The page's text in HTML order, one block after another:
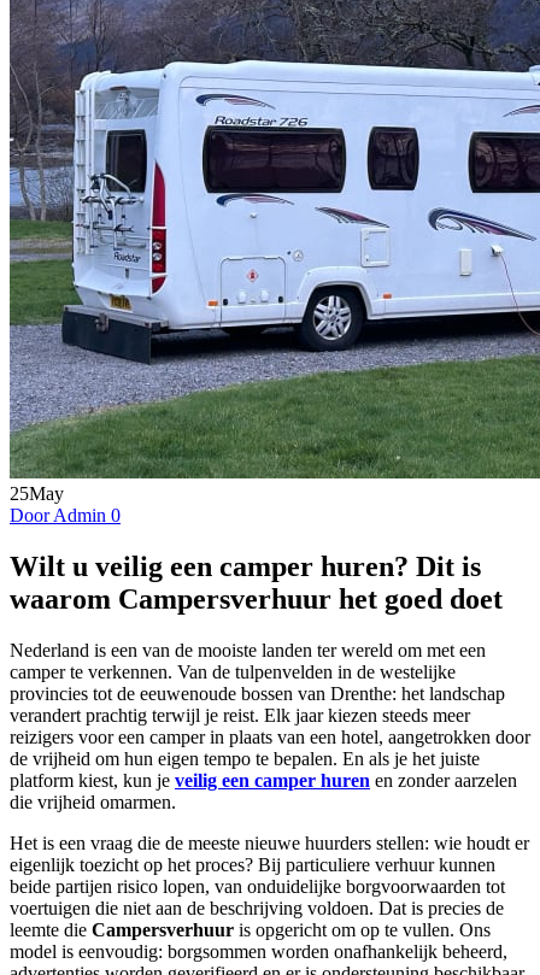
25May
Door Admin 0
Wilt u veilig een camper huren? Dit is
waarom Campersverhuur het goed doet
Nederland is een van de mooiste landen ter wereld om met een
camper te verkennen. Van de tulpenvelden in de westelijke
provincies tot de eeuwenoude bossen van Drenthe: het landschap
verandert prachtig terwijl je reist. Elk jaar kiezen steeds meer
reizigers voor een camper in plaats van een hotel, aangetrokken door
de vrijheid om hun eigen tempo te bepalen. En als je het juiste
platform kiest, kun je veilig een camper huren en zonder aarzelen
die vrijheid omarmen.
Het is een vraag die de meeste nieuwe huurders stellen: wie houdt er
eigenlijk toezicht op het proces? Bij particuliere verhuur kunnen
beide partijen risico lopen, van onduidelijke borgvoorwaarden tot
voertuigen die niet aan de beschrijving voldoen. Dat is precies de
leemte die Campersverhuur is opgericht om op te vullen. Ons
model is eenvoudig: borgsommen worden onafhankelijk beheerd,